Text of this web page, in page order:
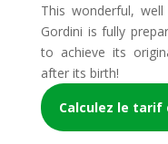
This wonderful,
Gordini is fully
to achieve its
after its birth!
Calculez le tarif